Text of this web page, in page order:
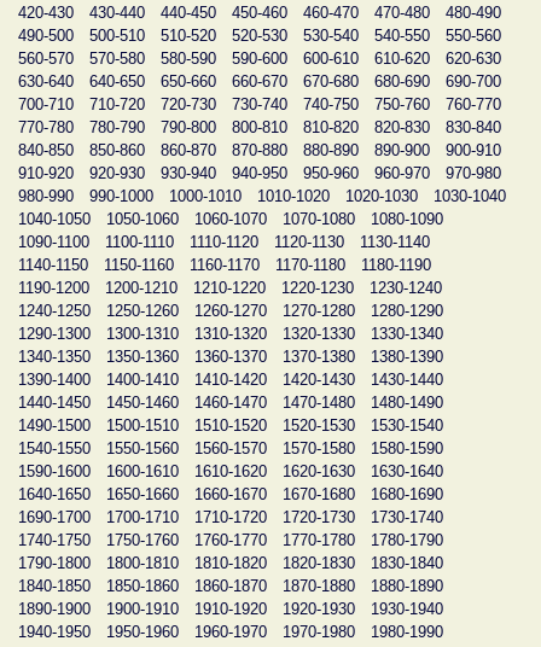
420-430 430-440 440-450 450-460 460-470 470-480
480-490
490-500
500-510 510-520 520-530 530-540 540-550
550-560
560-570
570-580 580-590 590-600 600-610 610-620
620-630
630-640
640-650 650-660 660-670 670-680 680-690
690-700
700-710
710-720 720-730 730-740 740-750 750-760
760-770
770-780
780-790 790-800 800-810 810-820 820-830
830-840
840-850
850-860 860-870 870-880 880-890 890-900
900-910
910-920
920-930 930-940 940-950 950-960 960-970
970-980
980-990
990-1000 1000-1010 1010-1020 1020-1030
1030-1040
1040-1050
1050-1060 1060-1070 1070-1080
1080-1090
1090-1100
1100-1110 1110-1120 1120-1130
1130-1140
1140-1150
1150-1160 1160-1170 1170-1180
1180-1190
1190-1200
1200-1210 1210-1220 1220-1230
1230-1240
1240-1250
1250-1260 1260-1270 1270-1280
1280-1290
1290-1300
1300-1310 1310-1320 1320-1330
1330-1340
1340-1350
1350-1360 1360-1370 1370-1380
1380-1390
1390-1400
1400-1410 1410-1420 1420-1430
1430-1440
1440-1450
1450-1460 1460-1470 1470-1480
1480-1490
1490-1500
1500-1510 1510-1520 1520-1530
1530-1540
1540-1550
1550-1560 1560-1570 1570-1580
1580-1590
1590-1600
1600-1610 1610-1620 1620-1630
1630-1640
1640-1650
1650-1660 1660-1670 1670-1680
1680-1690
1690-1700
1700-1710 1710-1720 1720-1730
1730-1740
1740-1750
1750-1760 1760-1770 1770-1780
1780-1790
1790-1800
1800-1810 1810-1820 1820-1830
1830-1840
1840-1850
1850-1860 1860-1870 1870-1880
1880-1890
1890-1900
1900-1910 1910-1920 1920-1930
1930-1940
1940-1950
1950-1960 1960-1970 1970-1980
1980-1990